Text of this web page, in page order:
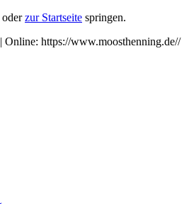
oderzur Startseite springen.
| Online: https://www.moosthenning.de//